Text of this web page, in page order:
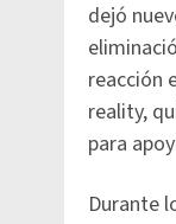
dejó
reacción
reality,
para
Durante